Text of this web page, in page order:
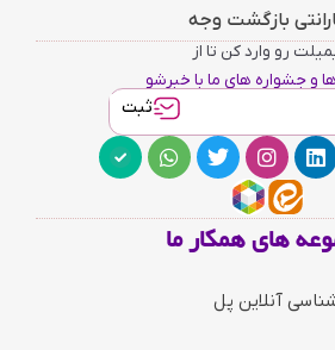
بازگشت وجه
رو وارد کن تا از
و جشواره های ما با خبرشو
ثبت
های همکار ما
آنلاین پل